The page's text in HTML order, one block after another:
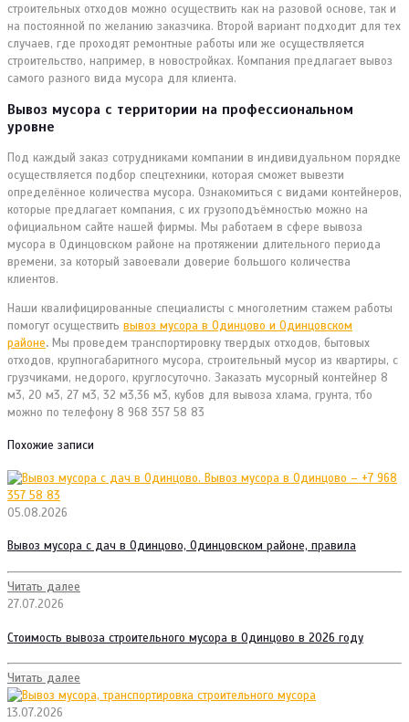
строительных отходов можно осуществить как на разовой основе, так и
на постоянной по желанию заказчика. Второй вариант подходит для тех
случаев, где проходят ремонтные работы или же осуществляется
строительство, например, в новостройках. Компания предлагает вывоз
самого разного вида мусора для клиента.
Вывоз мусора с территории на профессиональном
уровне
Под каждый заказ сотрудниками компании в индивидуальном порядке
осуществляется подбор спецтехники, которая сможет вывезти
определённое количества мусора. Ознакомиться с видами контейнеров,
которые предлагает компания, с их грузоподъёмностью можно на
официальном сайте нашей фирмы. Мы работаем в сфере вывоза
мусора в Одинцовском районе на протяжении длительного периода
времени, за который завоевали доверие большого количества
клиентов.
Наши квалифицированные специалисты с многолетним стажем работы
помогут осуществить вывоз мусора в Одинцово и Одинцовском
районе. Мы проведем транспортировку твердых отходов, бытовых
отходов, крупногабаритного мусора, строительный мусор из квартиры, с
грузчиками, недорого, круглосуточно. Заказать мусорный контейнер 8
м3, 20 м3, 27 м3, 32 м3,36 м3, кубов для вывоза хлама, грунта, тбо
можно по телефону 8 968 357 58 83
Похожие записи
05.08.2026
Вывоз мусора с дач в Одинцово, Одинцовском районе, правила
Читать далее
27.07.2026
Стоимость вывоза строительного мусора в Одинцово в 2026 году
Читать далее
13.07.2026